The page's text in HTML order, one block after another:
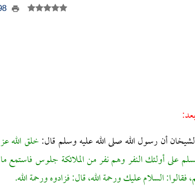
298
أن رسول الله صلى الله عليه وسلم قال:خلق الله عز
على أولئك النفر وهم نفر من الملائكة جلوس فاستمع ما
السلام عليك ورحمة الله، قال: فزادوه ورحمة الله.